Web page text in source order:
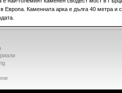
Европа. Каменната арка е дълга 40 метра и